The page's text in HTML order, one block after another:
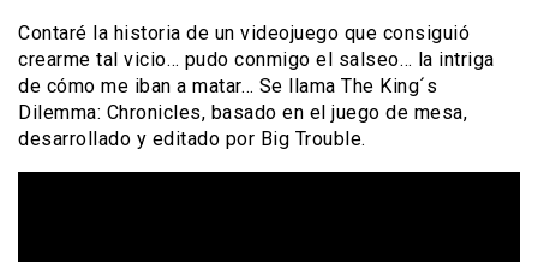
Contaré la historia de un videojuego que consiguió
crearme tal vicio… pudo conmigo el salseo… la intriga
de cómo me iban a matar… Se llama The King´s
Dilemma: Chronicles, basado en el juego de mesa,
desarrollado y editado por Big Trouble.